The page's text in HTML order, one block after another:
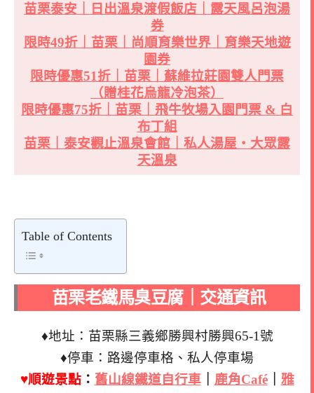
苗栗泰安｜日出溫泉渡假飯店｜露天風呂泡湯
券
限時49折｜苗栗｜尚順育樂世界｜育樂天地遊
園券
限時優惠51折｜苗栗｜蘇維拉莊園雙人門票
（贈桂花烏龍冷泡茶）
限時優惠75折｜苗栗｜飛牛牧場入園門票 & 白
布丁組
苗栗｜泰安觀止溫泉會館｜私人湯屋・大眾露
天溫泉
Table of Contents
苗栗老鐵馬臭豆腐｜交通資訊
♦地址：苗栗縣三義鄉勝興村勝興65-1號
♦停車：路邊停車格、私人停車場
♥順遊景點： 舊山線鐵道自行車｜ 鹿角Café｜ 雅